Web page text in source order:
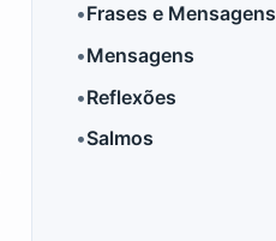
LER MAIS
•Frases e Mensagens
•Mensagens
•Reflexões
•Salmos